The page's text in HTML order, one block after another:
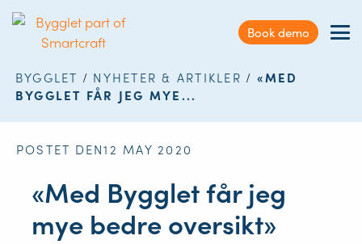
Kontakt
Logg inn
Book demo
webbplatsen
BYGGLET / NYHETER & ARTIKLER / «MED
BYGGLET FÅR JEG MYE...
POSTET DEN12 MAY 2020
«Med Bygglet får jeg
mye bedre oversikt»